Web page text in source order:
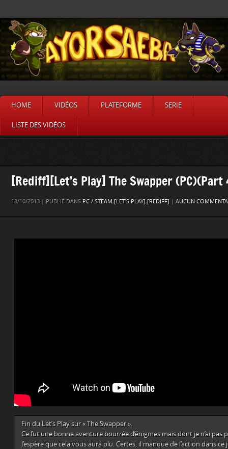
HOME VIDÉOS PLATEFORME SERIE
LISTE DES VIDÉOS
[Rediff][Let’s Play] The Swapper (PC)(Part
18/10/2013 | PUBLIÉ DANS PC / STEAM,[LET'S PLAY],[REDIFF] AUCUN
Fin du Let’s Play sur « The Swapper ».
Ce fut une bonne aventure bourrée d’énigmes mais dont je n’ai pas
J’espère que cela vous aura plu. Certes, il manque de l’action dans ce